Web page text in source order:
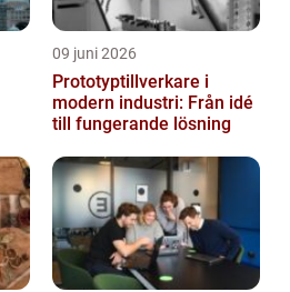
09 juni 2026
Prototyptillverkare i
modern industri: Från idé
till fungerande lösning